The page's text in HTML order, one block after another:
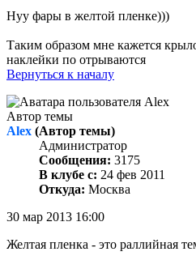
Нуу фары в желтой пленке)))
Таким образом мне кажется
наклейки по отрываются
Вернуться к началу
Автор темы
Alex (Автор темы)
Администратор
Сообщения: 3175
В клубе с: 24 фев 2011
Откуда: Москва
30 мар 2013 16:00
Желтая пленка - это раллийная